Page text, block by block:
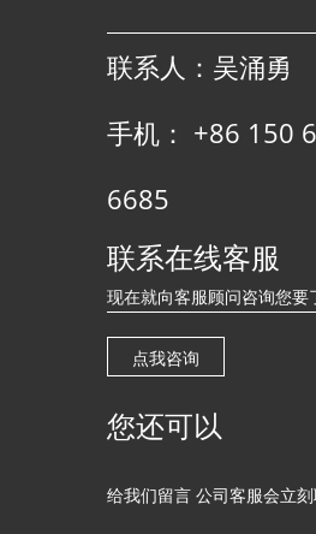
联系人：吴涌勇
手机： +86 150
6685
联系在线客服
现在就向客服顾问咨询您要
点我咨询
您还可以
给我们留言 公司客服会立